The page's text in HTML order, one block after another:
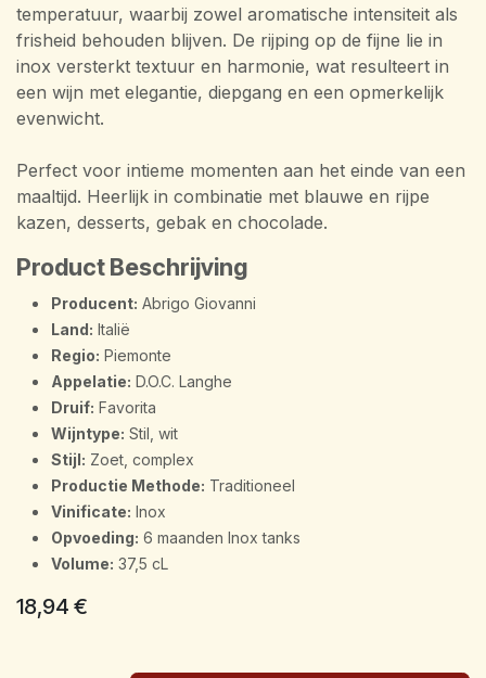
temperatuur, waarbij zowel aromatische intensiteit als
frisheid behouden blijven. De rijping op de fijne lie in
inox versterkt textuur en harmonie, wat resulteert in
een wijn met elegantie, diepgang en een opmerkelijk
evenwicht.
Perfect voor intieme momenten aan het einde van een
maaltijd. Heerlijk in combinatie met blauwe en rijpe
kazen, desserts, gebak en chocolade.
Product Beschrijving
Producent: Abrigo Giovanni
Land: Italië
Regio: Piemonte
Appelatie: D.O.C. Langhe
Druif: Favorita
Wijntype: Stil, wit
Stijl: Zoet, complex
Productie Methode: Traditioneel
Vinificate: Inox
Opvoeding: 6 maanden Inox tanks
Volume: 37,5 cL
18,94 €